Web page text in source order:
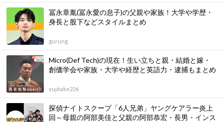
冨永章胤(冨永愛の息子)の父親や家族！大学や学歴・
身長と股下などスタイルまとめ
gurung
Micro(Def Tech)の現在！生い立ちと親・結婚と嫁・
創価学会や家族・大学や経歴と英語力・逮捕もまとめ
yujitake226
探偵ナイトスクープ「6人兄弟」ヤングケアラー炎上
回～母親の阿部美佳と父親の阿部恭宏・長男・インス